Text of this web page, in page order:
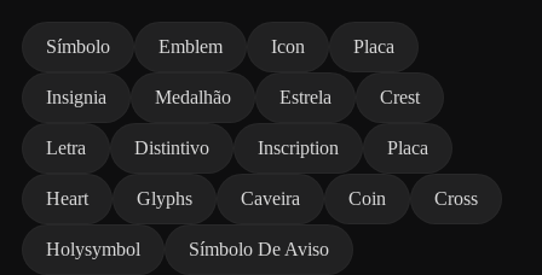
Símbolo Emblem Icon Placa
Insignia Medalhão Estrela Crest
Letra Distintivo Inscription Placa
Heart Glyphs Caveira Coin Cross
Holysymbol Símbolo De Aviso